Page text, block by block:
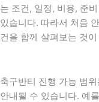
는 조건, 일정, 비용, 준
있습니다. 따라서 처음
건을 함께 살펴보는 것
축구반티 진행 가능 범
안내될 수 있습니다. 예